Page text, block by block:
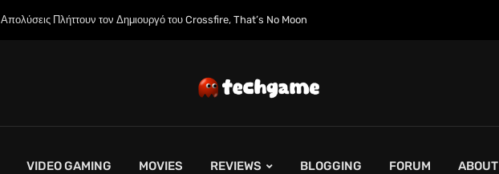
Απολύσεις Πλήττουν τον Δημιουργό του Crossfire, That’s No Moon
VIDEO GAMING MOVIES REVIEWS BLOGGING FORUM ABOUT